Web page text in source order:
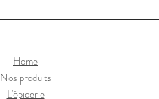
Home
Nos produits
L'épicerie